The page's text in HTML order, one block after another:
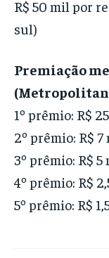
R$ 50 mil por
sul)
Premiação
1º prêmio: R$
2º prêmio: R$ 7
3º prêmio: R$ 5
4º prêmio: R$
5º prêmio: R$